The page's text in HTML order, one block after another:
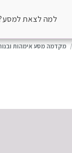
למה לצאת
מקדמה מסע אימהות